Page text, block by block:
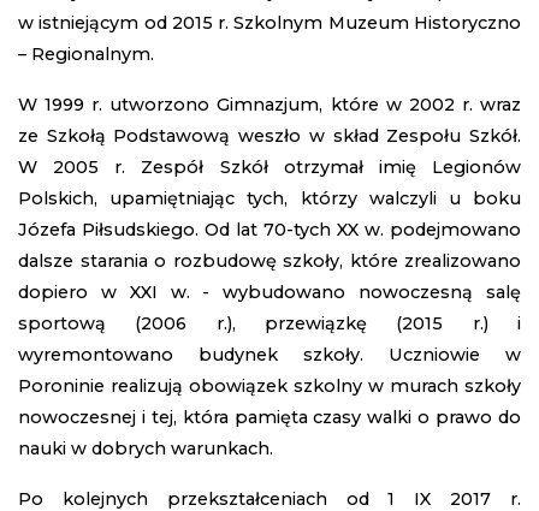
w istniejącym od 2015 r. Szkolnym Muzeum Historyczno
– Regionalnym.
W 1999 r. utworzono Gimnazjum, które w 2002 r. wraz
ze Szkołą Podstawową weszło w skład Zespołu Szkół.
W 2005 r. Zespół Szkół otrzymał imię Legionów
Polskich, upamiętniając tych, którzy walczyli u boku
Józefa Piłsudskiego. Od lat 70-tych XX w. podejmowano
dalsze starania o rozbudowę szkoły, które zrealizowano
dopiero w XXI w. - wybudowano nowoczesną salę
sportową (2006 r.), przewiązkę (2015 r.) i
wyremontowano budynek szkoły. Uczniowie w
Poroninie realizują obowiązek szkolny w murach szkoły
nowoczesnej i tej, która pamięta czasy walki o prawo do
nauki w dobrych warunkach.
Po kolejnych przekształceniach od 1 IX 2017 r.